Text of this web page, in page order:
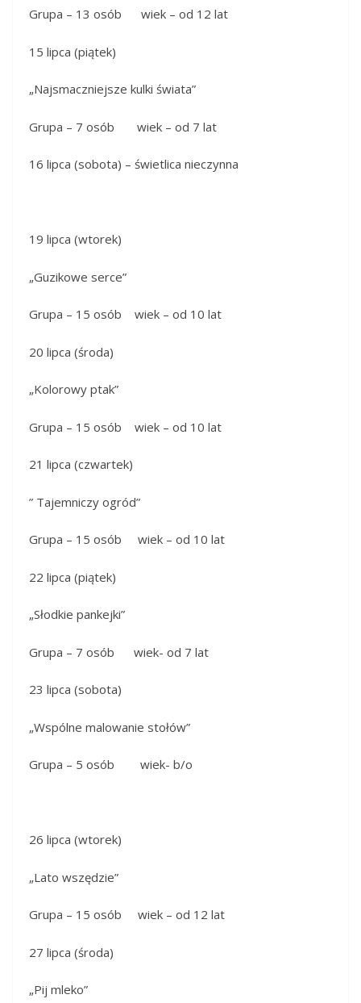
Grupa – 13 osób wiek – od 12 lat
15 lipca (piątek)
„Najsmaczniejsze kulki świata”
Grupa – 7 osób wiek – od 7 lat
16 lipca (sobota) – świetlica nieczynna
19 lipca (wtorek)
„Guzikowe serce”
Grupa – 15 osób wiek – od 10 lat
20 lipca (środa)
„Kolorowy ptak”
Grupa – 15 osób wiek – od 10 lat
21 lipca (czwartek)
” Tajemniczy ogród”
Grupa – 15 osób wiek – od 10 lat
22 lipca (piątek)
„Słodkie pankejki”
Grupa – 7 osób wiek- od 7 lat
23 lipca (sobota)
„Wspólne malowanie stołów”
Grupa – 5 osób wiek- b/o
26 lipca (wtorek)
„Lato wszędzie”
Grupa – 15 osób wiek – od 12 lat
27 lipca (środa)
„Pij mleko”